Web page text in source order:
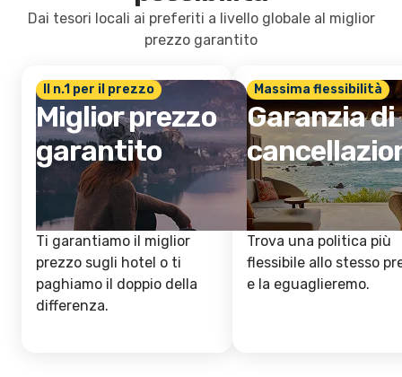
Dai tesori locali ai preferiti a livello globale al miglior
prezzo garantito
Il n.1 per il prezzo
Miglior prezzo
garantito
Ti garantiamo il miglior
prezzo sugli hotel o ti
paghiamo il doppio della
differenza.
Massima flessibilità
Garanzia di
Trova una politica più
flessibile allo stesso
e la eguaglieremo.